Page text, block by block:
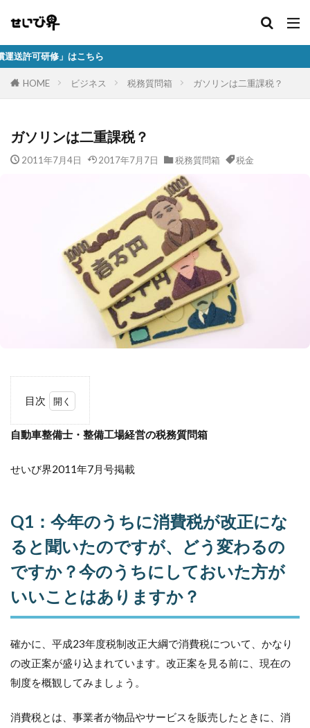
ちら
HOME ビジネス 税務質問箱 ガソリンは二重課税？
ガソリンは二重課税？
2011年7月4日 2017年7月7日 税務質問箱 税金
目次
自動
士・
の税
務質
問箱
1.1
Q1：
今年
のう
消費
税が
改正
にな
たの
自動車整備士・整備工場経営の税務質問箱
せいび界2011年7月号掲載
Q1：今年のうちに消費税が改正にな
ると聞いたのですが、どう変わるの
ですか？今のうちにしておいた方が
いいことはありますか？
確かに、平成23年度税制改正大綱で消費税について、かなり
の改正案が盛り込まれています。改正案を見る前に、現在の
制度を概観してみましょう。
消費税とは、事業者が物品やサービスを販売したときに、消